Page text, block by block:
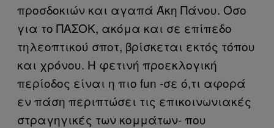
προσδοκιών και αγαπά Άκη Πάνου. Όσο
για το ΠΑΣΟΚ, ακόμα και σε επίπεδο
τηλεοπτικού σποτ, βρίσκεται εκτός τόπου
και χρόνου. Η φετινή προεκλογική
περίοδος είναι η πιο fun -σε ό,τι αφορά
εν πάση περιπτώσει τις επικοινωνιακές
στραγηγικές των κομμάτων- που